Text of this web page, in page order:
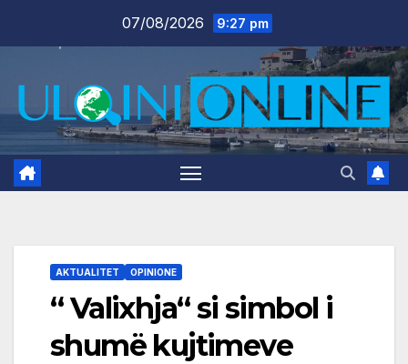
07/08/2026 9:27 pm
AKTUALITET OPINIONE
“ Valixhja“ si simbol i
shumë kujtimeve